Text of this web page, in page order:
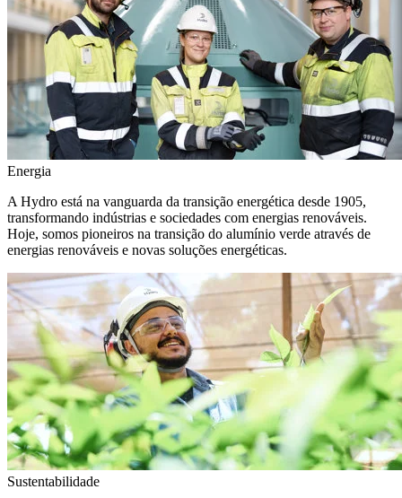
Energia
A Hydro está na vanguarda da transição energética desde 1905,
transformando indústrias e sociedades com energias renováveis.
Hoje, somos pioneiros na transição do alumínio verde através de
energias renováveis e novas soluções energéticas.
Sustentabilidade